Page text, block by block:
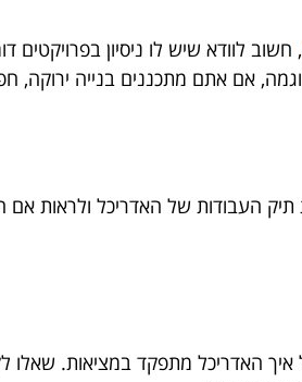
, חשוב לוודא שיש לו ניסיון
אם אתם מתכננים בנייה
תיק העבודות של האדריכל ולראות
האדריכל מתפקד במציאות. שאלו